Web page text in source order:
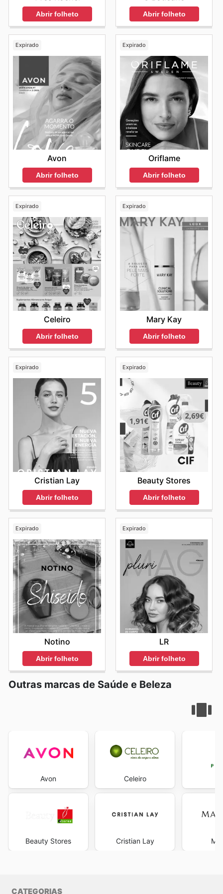
Abrir folheto Abrir folheto
Expirado
Avon
Abrir folheto
Expirado
Oriflame
Abrir folheto
Expirado
Celeiro
Abrir folheto
Expirado
Mary Kay
Abrir folheto
Expirado
Cristian Lay
Abrir folheto
Expirado
Beauty Stores
Abrir folheto
Expirado
Notino
Abrir folheto
Expirado
LR
Abrir folheto
Outras marcas de Saúde e Beleza
Avon
Beauty Stores
Celeiro
Cristian Lay
CATEGORIAS